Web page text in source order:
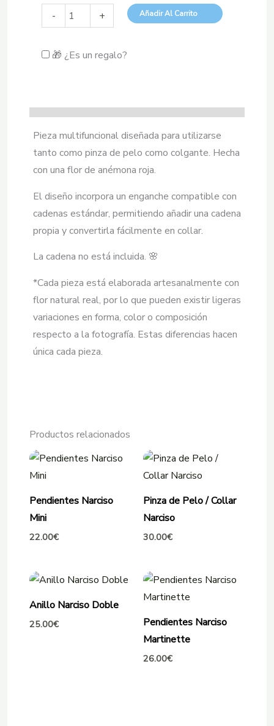
-
de
Roja
cantidad
+ Añadir Al Carrito
🎁 ¿Es un regalo?
Pieza multifuncional diseñada para utilizarse
tanto como pinza de pelo como colgante. Hecha
con una flor de anémona roja.
El diseño incorpora un enganche compatible con
cadenas estándar, permitiendo añadir una cadena
propia y convertirla fácilmente en collar.
La cadena no está incluida. 🌸
*Cada pieza está elaborada artesanalmente con
flor natural real, por lo que pueden existir ligeras
variaciones en forma, color o composición
respecto a la fotografía. Estas diferencias hacen
única cada pieza.
Productos relacionados
Pendientes Narciso
Mini
22.00€
Pinza de Pelo / Collar
Narciso
30.00€
Anillo Narciso Doble
25.00€
Pendientes Narciso
Martinette
26.00€